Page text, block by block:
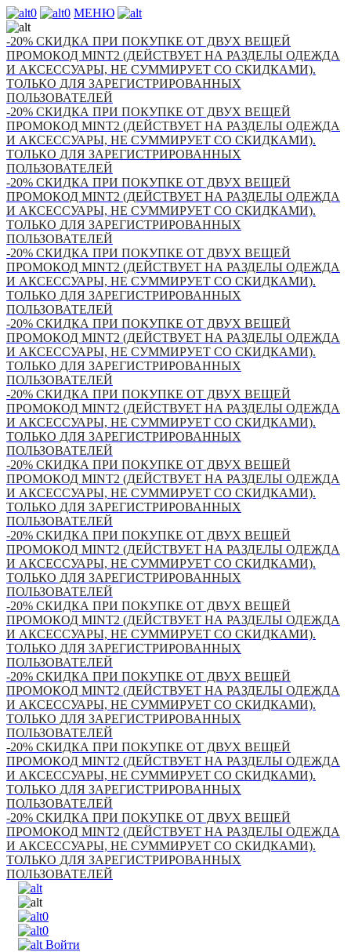
0 0 МЕНЮ
-20% СКИДКА ПРИ ПОКУПКЕ ОТ ДВУХ ВЕЩЕЙ
ПРОМОКОД MINT2 (ДЕЙСТВУЕТ НА РАЗДЕЛЫ ОДЕЖДА
И АКСЕССУАРЫ, НЕ СУММИРУЕТ СО СКИДКАМИ).
ТОЛЬКО ДЛЯ ЗАРЕГИСТРИРОВАННЫХ
ПОЛЬЗОВАТЕЛЕЙ
-20% СКИДКА ПРИ ПОКУПКЕ ОТ ДВУХ ВЕЩЕЙ
ПРОМОКОД MINT2 (ДЕЙСТВУЕТ НА РАЗДЕЛЫ ОДЕЖДА
И АКСЕССУАРЫ, НЕ СУММИРУЕТ СО СКИДКАМИ).
ТОЛЬКО ДЛЯ ЗАРЕГИСТРИРОВАННЫХ
ПОЛЬЗОВАТЕЛЕЙ
-20% СКИДКА ПРИ ПОКУПКЕ ОТ ДВУХ ВЕЩЕЙ
ПРОМОКОД MINT2 (ДЕЙСТВУЕТ НА РАЗДЕЛЫ ОДЕЖДА
И АКСЕССУАРЫ, НЕ СУММИРУЕТ СО СКИДКАМИ).
ТОЛЬКО ДЛЯ ЗАРЕГИСТРИРОВАННЫХ
ПОЛЬЗОВАТЕЛЕЙ
-20% СКИДКА ПРИ ПОКУПКЕ ОТ ДВУХ ВЕЩЕЙ
ПРОМОКОД MINT2 (ДЕЙСТВУЕТ НА РАЗДЕЛЫ ОДЕЖДА
И АКСЕССУАРЫ, НЕ СУММИРУЕТ СО СКИДКАМИ).
ТОЛЬКО ДЛЯ ЗАРЕГИСТРИРОВАННЫХ
ПОЛЬЗОВАТЕЛЕЙ
-20% СКИДКА ПРИ ПОКУПКЕ ОТ ДВУХ ВЕЩЕЙ
ПРОМОКОД MINT2 (ДЕЙСТВУЕТ НА РАЗДЕЛЫ ОДЕЖДА
И АКСЕССУАРЫ, НЕ СУММИРУЕТ СО СКИДКАМИ).
ТОЛЬКО ДЛЯ ЗАРЕГИСТРИРОВАННЫХ
ПОЛЬЗОВАТЕЛЕЙ
-20% СКИДКА ПРИ ПОКУПКЕ ОТ ДВУХ ВЕЩЕЙ
ПРОМОКОД MINT2 (ДЕЙСТВУЕТ НА РАЗДЕЛЫ ОДЕЖДА
И АКСЕССУАРЫ, НЕ СУММИРУЕТ СО СКИДКАМИ).
ТОЛЬКО ДЛЯ ЗАРЕГИСТРИРОВАННЫХ
ПОЛЬЗОВАТЕЛЕЙ
-20% СКИДКА ПРИ ПОКУПКЕ ОТ ДВУХ ВЕЩЕЙ
ПРОМОКОД MINT2 (ДЕЙСТВУЕТ НА РАЗДЕЛЫ ОДЕЖДА
И АКСЕССУАРЫ, НЕ СУММИРУЕТ СО СКИДКАМИ).
ТОЛЬКО ДЛЯ ЗАРЕГИСТРИРОВАННЫХ
ПОЛЬЗОВАТЕЛЕЙ
-20% СКИДКА ПРИ ПОКУПКЕ ОТ ДВУХ ВЕЩЕЙ
ПРОМОКОД MINT2 (ДЕЙСТВУЕТ НА РАЗДЕЛЫ ОДЕЖДА
И АКСЕССУАРЫ, НЕ СУММИРУЕТ СО СКИДКАМИ).
ТОЛЬКО ДЛЯ ЗАРЕГИСТРИРОВАННЫХ
ПОЛЬЗОВАТЕЛЕЙ
-20% СКИДКА ПРИ ПОКУПКЕ ОТ ДВУХ ВЕЩЕЙ
ПРОМОКОД MINT2 (ДЕЙСТВУЕТ НА РАЗДЕЛЫ ОДЕЖДА
И АКСЕССУАРЫ, НЕ СУММИРУЕТ СО СКИДКАМИ).
ТОЛЬКО ДЛЯ ЗАРЕГИСТРИРОВАННЫХ
ПОЛЬЗОВАТЕЛЕЙ
-20% СКИДКА ПРИ ПОКУПКЕ ОТ ДВУХ ВЕЩЕЙ
ПРОМОКОД MINT2 (ДЕЙСТВУЕТ НА РАЗДЕЛЫ ОДЕЖДА
И АКСЕССУАРЫ, НЕ СУММИРУЕТ СО СКИДКАМИ).
ТОЛЬКО ДЛЯ ЗАРЕГИСТРИРОВАННЫХ
ПОЛЬЗОВАТЕЛЕЙ
-20% СКИДКА ПРИ ПОКУПКЕ ОТ ДВУХ ВЕЩЕЙ
ПРОМОКОД MINT2 (ДЕЙСТВУЕТ НА РАЗДЕЛЫ ОДЕЖДА
И АКСЕССУАРЫ, НЕ СУММИРУЕТ СО СКИДКАМИ).
ТОЛЬКО ДЛЯ ЗАРЕГИСТРИРОВАННЫХ
ПОЛЬЗОВАТЕЛЕЙ
-20% СКИДКА ПРИ ПОКУПКЕ ОТ ДВУХ ВЕЩЕЙ
ПРОМОКОД MINT2 (ДЕЙСТВУЕТ НА РАЗДЕЛЫ ОДЕЖДА
И АКСЕССУАРЫ, НЕ СУММИРУЕТ СО СКИДКАМИ).
ТОЛЬКО ДЛЯ ЗАРЕГИСТРИРОВАННЫХ
ПОЛЬЗОВАТЕЛЕЙ
0
0
Войти